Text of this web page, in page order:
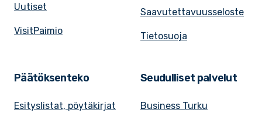
Uutiset
VisitPaimio
Saavutettavuusseloste
Tietosuoja
Päätöksenteko
Esityslistat, pöytäkirjat
Seudulliset palvelut
Business Turku